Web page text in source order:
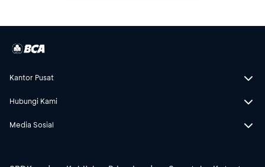
Kantor Pusat
Hubungi Kami
Media Sosial